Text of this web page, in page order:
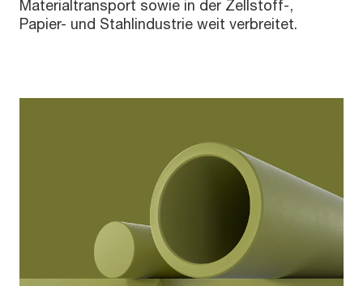
Materialtransport sowie in der Zellstoff-,
Papier- und Stahlindustrie weit verbreitet.